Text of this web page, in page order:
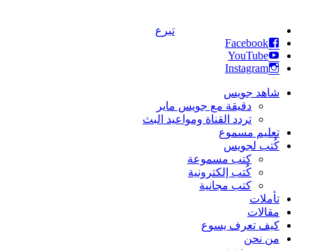
تبرع
Facebook
YouTube
Instagram
شاهد جويس
دقيقة مع جويس ماير
تردد القناة ومواعيد البث
تعليم مسموع
كُتب لجويس
كتب مسموعة
كُتب إلكترونية
كتب مجانية
تأملات
مقالات
كيف تعرف يسوع
من نحن